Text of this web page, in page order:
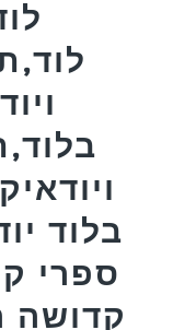
בלוד
ספרי
קדושה